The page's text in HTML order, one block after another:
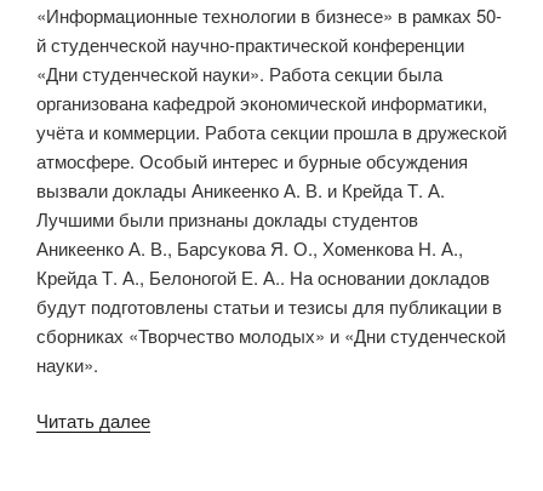
«Информационные технологии в бизнесе» в рамках 50-
й студенческой научно-практической конференции
«Дни студенческой науки». Работа секции была
организована кафедрой экономической информатики,
учёта и коммерции. Работа секции прошла в дружеской
атмосфере. Особый интерес и бурные обсуждения
вызвали доклады Аникеенко А. В. и Крейда Т. А.
Лучшими были признаны доклады студентов
Аникеенко А. В., Барсукова Я. О., Хоменкова Н. А.,
Крейда Т. А., Белоногой Е. А.. На основании докладов
будут подготовлены статьи и тезисы для публикации в
сборниках «Творчество молодых» и «Дни студенческой
науки».
Читать далее«Информационные